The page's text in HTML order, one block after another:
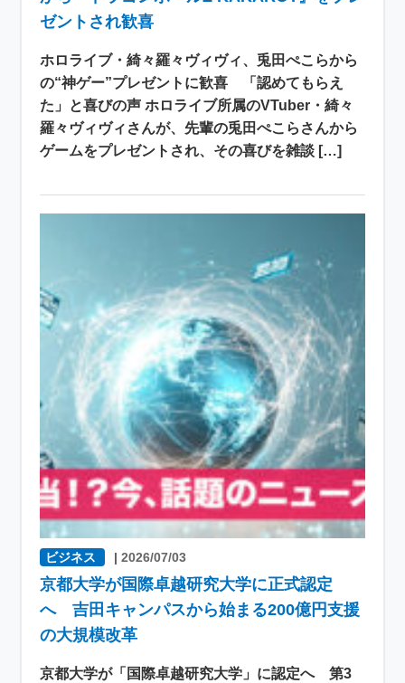
ゼントされ歓喜
ホロライブ・綺々羅々ヴィヴィ、兎田ぺこらから
の“神ゲー”プレゼントに歓喜 「認めてもらえ
た」と喜びの声 ホロライブ所属のVTuber・綺々
羅々ヴィヴィさんが、先輩の兎田ぺこらさんから
ゲームをプレゼントされ、その喜びを雑談 […]
ビジネス |2026/07/03
京都大学が国際卓越研究大学に正式認定
へ 吉田キャンパスから始まる200億円支援
の大規模改革
京都大学が「国際卓越研究大学」に認定へ 第3